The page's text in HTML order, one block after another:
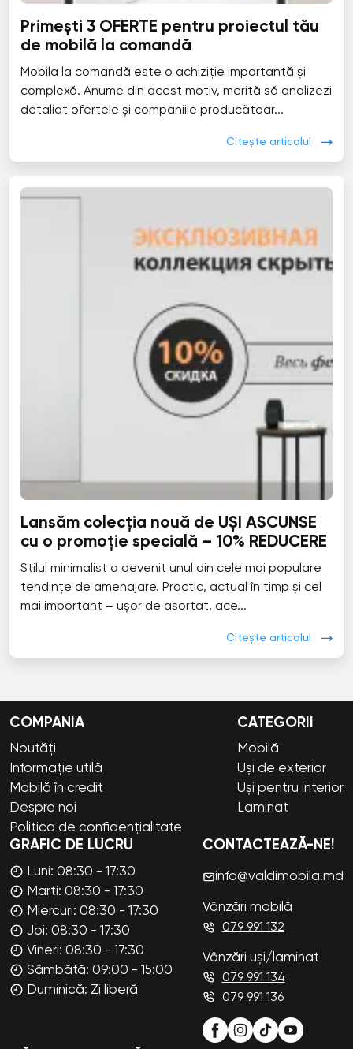
Primești 3 OFERTE pentru proiectul tău
de mobilă la comandă
Mobila la comandă este o achiziție importantă și
complexă. Anume din acest motiv, merită să analizezi
detaliat ofertele și companiile producătoar...
Citește articolul
Lansăm colecția nouă de UȘI ASCUNSE
cu o promoție specială – 10% REDUCERE
Stilul minimalist a devenit unul din cele mai populare
tendințe de amenajare. Practic, actual în timp și cel
mai important – ușor de asortat, ace...
Citește articolul
COMPANIA
Noutăți
Informație utilă
Mobilă în credit
Despre noi
Politica de confidențialitate
CATEGORII
Mobilă
Uși de exterior
Uși pentru interior
Laminat
GRAFIC DE LUCRU
Luni: 08:30 - 17:30
Marti: 08:30 - 17:30
Miercuri: 08:30 - 17:30
Joi: 08:30 - 17:30
Vineri: 08:30 - 17:30
Sâmbătă: 09:00 - 15:00
Duminică: Zi liberă
CONTACTEAZĂ-NE!
info@valdimobila.md
Vânzări mobilă
079 991 132
Vânzări uși/laminat
079 991 134
079 991 136